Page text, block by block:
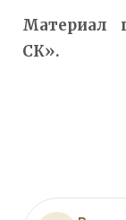
Материал
СК».